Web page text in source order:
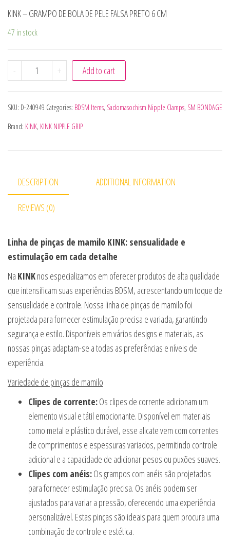
KINK – GRAMPO DE BOLA DE PELE FALSA PRETO 6 CM
47 in stock
- KINK - GRAMPO DE BOLA DE PELE FALSA PRETO 6 CM
+ Add to cart
SKU: D-240949 Categories: BDSM Items, Sadomasochism Nipple Clamps, SM BONDAGE
Brand: KINK, KINK NIPPLE GRIP
DESCRIPTION ADDITIONAL INFORMATION
REVIEWS (0)
Linha de pinças de mamilo KINK: sensualidade e
estimulação em cada detalhe
Na KINKnos especializamos em oferecer produtos de alta qualidade
que intensificam suas experiências BDSM, acrescentando um toque de
sensualidade e controle. Nossa linha de pinças de mamilo foi
projetada para fornecer estimulação precisa e variada, garantindo
segurança e estilo. Disponíveis em vários designs e materiais, as
nossas pinças adaptam-se a todas as preferências e níveis de
experiência.
Variedade de pinças de mamilo
Clipes de corrente:Os clipes de corrente adicionam um
elemento visual e tátil emocionante. Disponível em materiais
como metal e plástico durável, esse alicate vem com correntes
de comprimentos e espessuras variados, permitindo controle
adicional e a capacidade de adicionar pesos ou puxões suaves.
Clipes com anéis:Os grampos com anéis são projetados
para fornecer estimulação precisa. Os anéis podem ser
ajustados para variar a pressão, oferecendo uma experiência
personalizável. Estas pinças são ideais para quem procura uma
combinação de controle e estética.